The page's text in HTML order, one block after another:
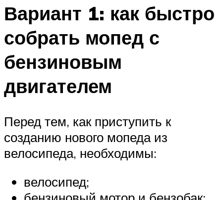
Вариант 1: как быстро
собрать мопед с
бензиновым
двигателем
Перед тем, как приступить к
созданию нового мопеда из
велосипеда, необходимы:
велосипед;